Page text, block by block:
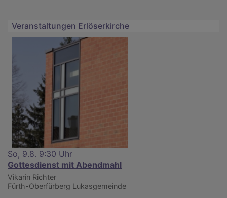
Veranstaltungen Erlöserkirche
So, 9.8. 9:30 Uhr
Gottesdienst mit Abendmahl
Vikarin Richter
Fürth-Oberfürberg Lukasgemeinde